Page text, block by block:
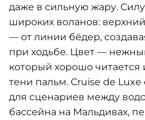
даже в сильную жару.
широких воланов:
— от линии бёдер,
при ходьбе. Цвет —
который хорошо читается
тени пальм. Cruise de Luxe
для сценариев между
бассейна на Мальдивах,